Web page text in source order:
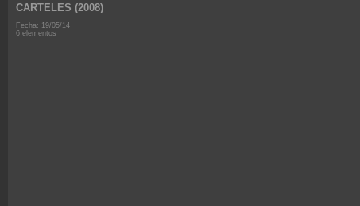
CARTELES (2008)
Fecha: 19/05/14
6 elementos